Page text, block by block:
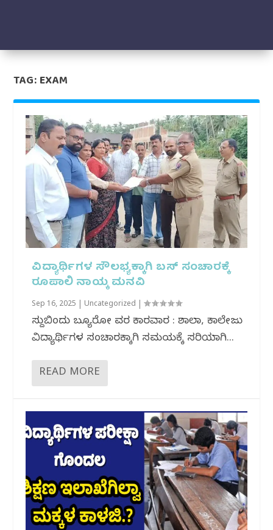
TAG:EXAM
ವಿದ್ಯಾರ್ಥಿಗಳ ಸೌಲಭ್ಯಕ್ಕಾಗಿ ಬಸ್ ಸಂಚಾರಕ್ಕೆ
ರೂಪಾಲಿ ನಾಯ್ಕ ಮನವಿ
Sep 16, 2025 Uncategorized |
ಸುದ್ದಿಬಿಂದು ಬ್ಯೂರೋ ವರದಿ ಕಾರವಾರ : ಶಾಲಾ, ಕಾಲೇಜು
ವಿದ್ಯಾರ್ಥಿಗಳ ಸಂಚಾರಕ್ಕಾಗಿ ಸಮಯಕ್ಕೆ ಸರಿಯಾಗಿ...
READ MORE